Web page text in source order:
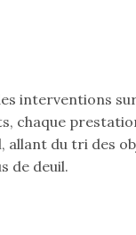
interventions
chaque
du tri des
de deuil.